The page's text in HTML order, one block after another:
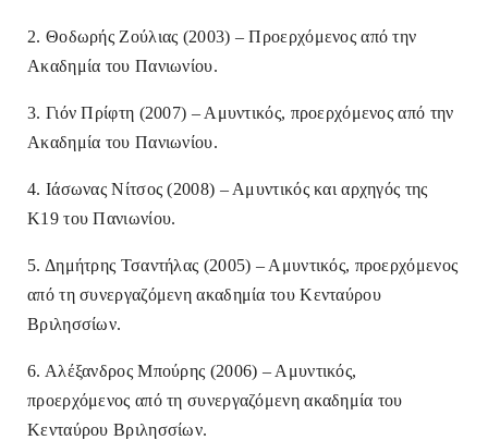
2. Θοδωρής Ζούλιας (2003) – Προερχόμενος από την
Ακαδημία του Πανιωνίου.
3. Γιόν Πρίφτη (2007) – Αμυντικός, προερχόμενος από την
Ακαδημία του Πανιωνίου.
4. Ιάσωνας Νίτσος (2008) – Αμυντικός και αρχηγός της
Κ19 του Πανιωνίου.
5. Δημήτρης Τσαντήλας (2005) – Αμυντικός, προερχόμενος
από τη συνεργαζόμενη ακαδημία του Κενταύρου
Βριλησσίων.
6. Αλέξανδρος Μπούρης (2006) – Αμυντικός,
προερχόμενος από τη συνεργαζόμενη ακαδημία του
Κενταύρου Βριλησσίων.